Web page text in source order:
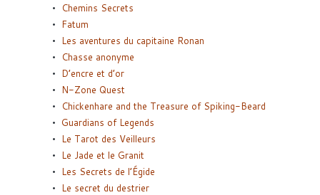
Chemins Secrets
Fatum
Les aventures du capitaine Ronan
Chasse anonyme
D’encre et d’or
N-Zone Quest
Chickenhare and the Treasure of Spiking-Beard
Guardians of Legends
Le Tarot des Veilleurs
Le Jade et le Granit
Les Secrets de l’Égide
Le secret du destrier